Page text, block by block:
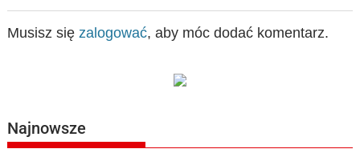
Musisz się zalogować, aby móc dodać komentarz.
Najnowsze